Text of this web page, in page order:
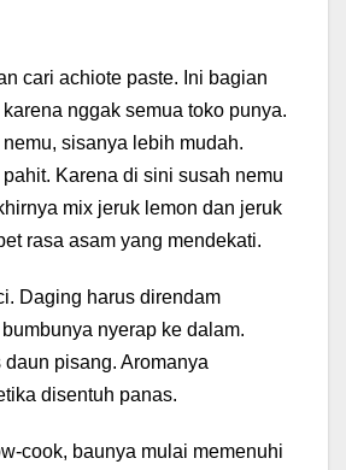
cari achiote paste. Ini bagian
nggak semua toko punya.
sisanya lebih mudah.
Karena di sini susah nemu
mix jeruk lemon dan jeruk
rasa asam yang mendekati.
Daging harus direndam
nyerap ke dalam.
pisang. Aromanya
disentuh panas.
cook, baunya mulai memenuhi